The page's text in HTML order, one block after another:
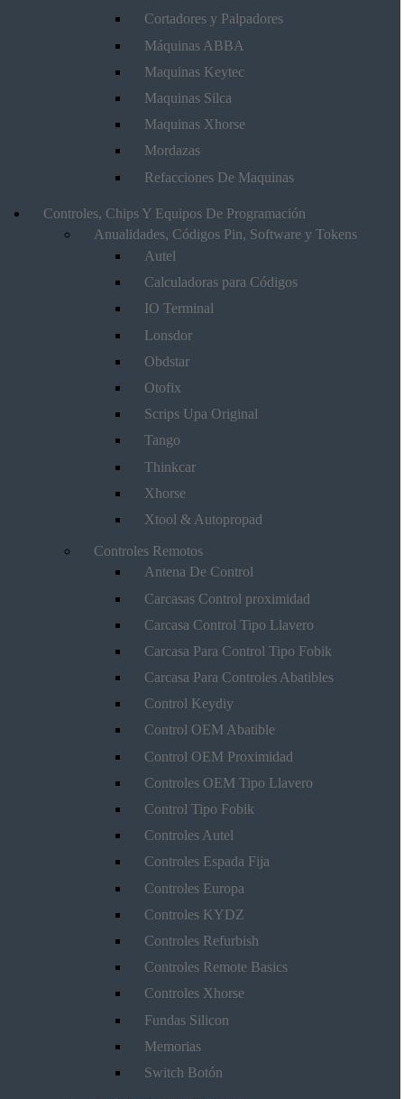
Cortadores y Palpadores
Máquinas ABBA
Maquinas Keytec
Maquinas Silca
Maquinas Xhorse
Mordazas
Refacciones De Maquinas
Controles, Chips Y Equipos De Programación
Anualidades, Códigos Pin, Software y Tokens
Autel
Calculadoras para Códigos
IO Terminal
Lonsdor
Obdstar
Otofix
Scrips Upa Original
Tango
Thinkcar
Xhorse
Xtool & Autopropad
Controles Remotos
Antena De Control
Carcasas Control proximidad
Carcasa Control Tipo Llavero
Carcasa Para Control Tipo Fobik
Carcasa Para Controles Abatibles
Control Keydiy
Control OEM Abatible
Control OEM Proximidad
Controles OEM Tipo Llavero
Control Tipo Fobik
Controles Autel
Controles Espada Fija
Controles Europa
Controles KYDZ
Controles Refurbish
Controles Remote Basics
Controles Xhorse
Fundas Silicon
Memorias
Switch Botón